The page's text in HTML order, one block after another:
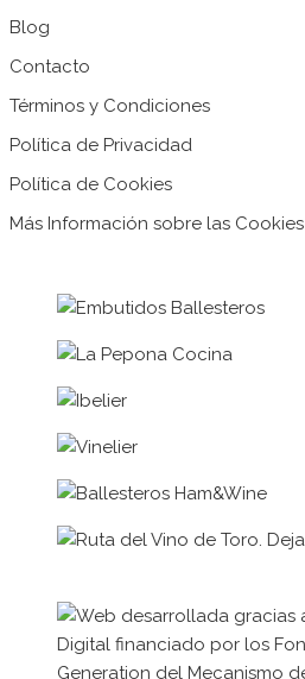
Blog
Contacto
Términos y Condiciones
Política de Privacidad
Política de Cookies
Más Información sobre las Cookies